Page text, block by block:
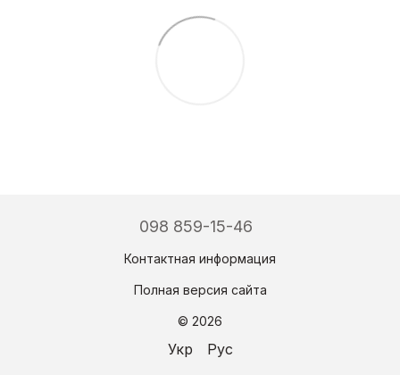
098 859-15-46
Контактная информация
Полная версия сайта
© 2026
Укр Рус